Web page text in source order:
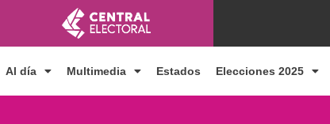
contenido
Al día Multimedia Estados Elecciones 2025